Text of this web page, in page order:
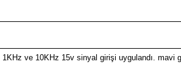
ve 10KHz 15v sinyal girişi uygulandı. mavi